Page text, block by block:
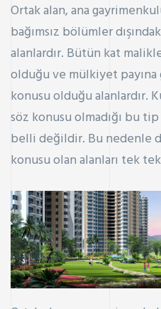
Ortak alan, ana
bağımsız bölümler
alanlardır. Bütün kat
olduğu ve mülkiyet payına
konusu olduğu alanlardır.
söz konusu olmadığı bu
belli değildir. Bu nedenle
konusu olan alanları tek